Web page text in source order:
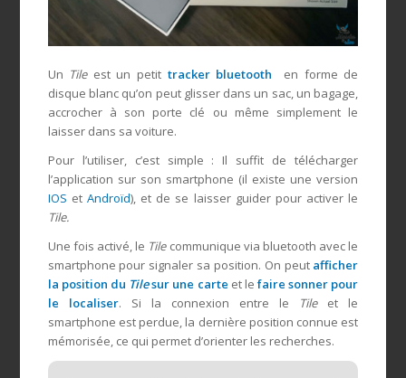
Un Tileest un petit tracker bluetooth en forme de
disque blanc qu’on peut glisser dans un sac, un bagage,
accrocher à son porte clé ou même simplement le
laisser dans sa voiture.
Pour l’utiliser, c’est simple : Il suffit de télécharger
l’application sur son smartphone (il existe une version
IOS et Androïd), et de se laisser guider pour activer le
Tile.
Une fois activé, le Tilecommunique via bluetooth avec le
smartphone pour signaler sa position. On peut afficher
la position du Tilesur une carte et lefaire sonner pour
le localiser. Si la connexion entre le Tileet le
smartphone est perdue, la dernière position connue est
mémorisée, ce qui permet d’orienter les recherches.